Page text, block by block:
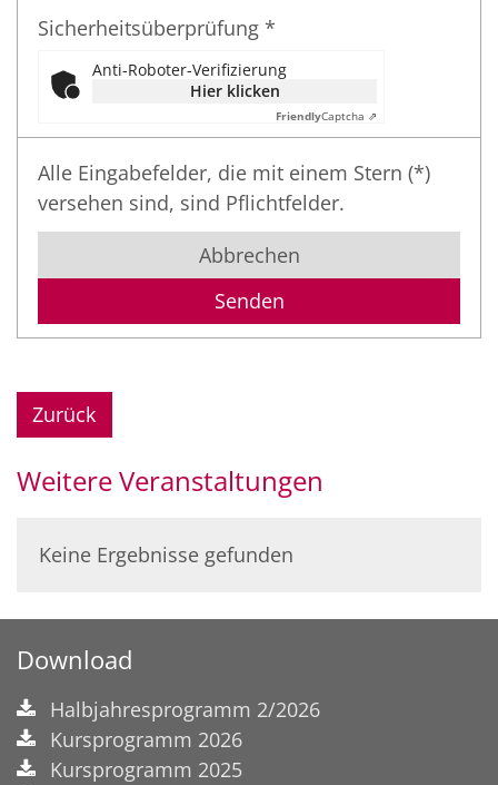
Sicherheitsüberprüfung *
Anti-Roboter-Verifizierung
Hier klicken
FriendlyCaptcha ⇗
Alle Eingabefelder, die mit einem Stern (*)
versehen sind, sind Pflichtfelder.
Abbrechen
Zurück
Weitere Veranstaltungen
Keine Ergebnisse gefunden
Download
Halbjahresprogramm 2/2026
Kursprogramm 2026
Kursprogramm 2025